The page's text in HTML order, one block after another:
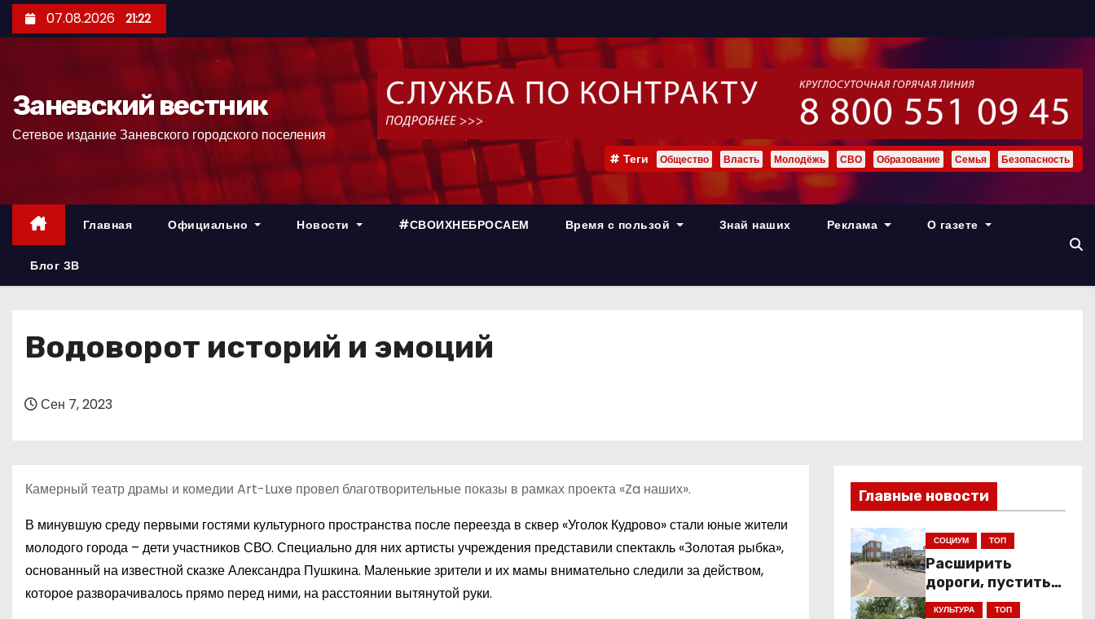
е
р
07.08.2026 21:22
Заневский вестник
Сетевое издание Заневского городского поселения
Теги Общество Власть Молодёжь СВО Образование Семья Безопасность
Главная Официально Новости #СВОИХНЕБРОСАЕМ Время с пользой Знай наших Реклама О газете
Блог ЗВ
Водоворот историй и эмоций
Сен 7, 2023
Камерный театр драмы и комедии Art-Luxe провел благотворительные показы в рамках проекта «Za наших».
В минувшую среду первыми гостями культурного пространства после переезда в сквер «Уголок Кудрово» стали юные жители
молодого города – дети участников СВО. Специально для них артисты учреждения представили спектакль «Золотая рыбка»,
основанный на известной сказке Александра Пушкина. Маленькие зрители и их мамы внимательно следили за действом,
которое разворачивалось прямо перед ними, на расстоянии вытянутой руки.
Главные новости
СОЦИУМ ТОП
Расширить
дороги, пустить
низкопольники
КУЛЬТУРА ТОП